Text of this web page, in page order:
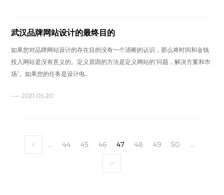
武汉品牌网站设计的最终目的
如果您对品牌网站设计的存在目的没有一个清晰的认识，那么将时间和金钱
投入网站是没有意义的。定义原因的方法是定义网站的“问题，解决方案和市
场”。如果您的任务是设计电...
—— 2021-03-20
< ... 44 45 46 47 48 49 50 ...
>